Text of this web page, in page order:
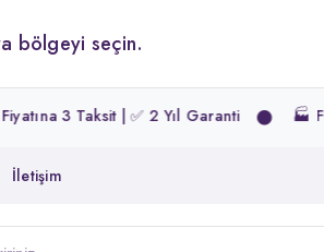
bölgeyi seçin.
3 Taksit | ✅ 2 Yıl Garanti 🏭
İletişim